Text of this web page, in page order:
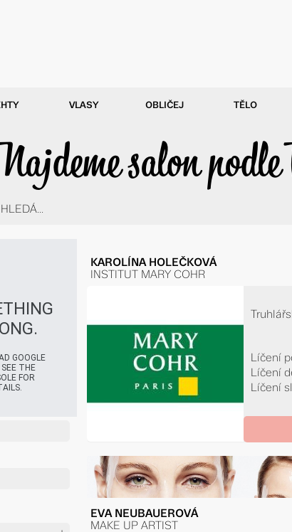
VLASY OBLIČEJ TĚLO
salon
GOOGLE
THE
FOR
KAROLÍNA HOLEČKOVÁ
INSTITUT MARY COHR
Líčení
Líčení
Líčení
EVA NEUBAUEROVÁ
MAKE UP ARTIST